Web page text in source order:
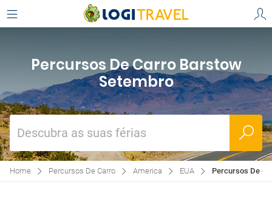
Percursos De Carro Barstow
Setembro
Descubra as suas férias
Home Percursos De Carro America EUA Percursos De